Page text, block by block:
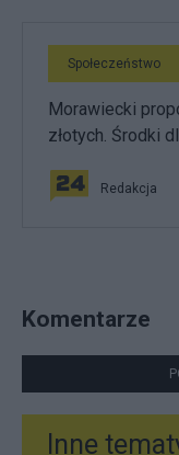
Społeczeństwo
Morawiecki
złotych. Środki
Redakcja
Komentarze
Inne